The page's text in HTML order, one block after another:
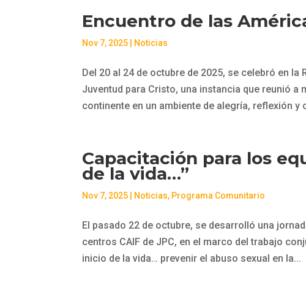
Encuentro de las
Nov 7, 2025 Noticias
Del 20 al 24 de octubre de 2025, se celebró en
Juventud para Cristo, una instancia que reunió
continente en un ambiente de alegría, reflexión y
Capacitación para los
de la vida…”
Nov 7, 2025 Noticias, Programa Comunitario
El pasado 22 de octubre, se desarrolló una
centros CAIF de JPC, en el marco del trabajo
inicio de la vida… prevenir el abuso sexual en la...